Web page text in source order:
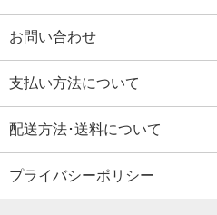
お問い合わせ
支払い方法について
配送方法･送料について
プライバシーポリシー